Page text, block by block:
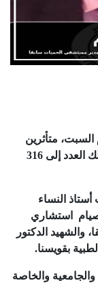
وفاة 3 أطباء اليوم السبت، متأثرين
بإصاباتهم بفيروس كورونا المستجد؛ ليرتفع بذلك العدد إلى 316
أستاذ النساء
صيام استشاري
والشهيد الدكتور
بقويسنا.
والخاصة